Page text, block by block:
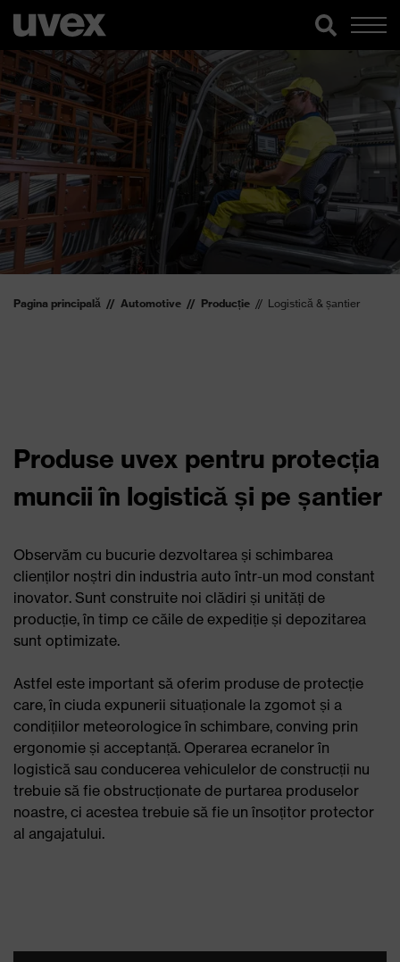
Pagina principală Automotive Producție Logistică & șantier
Produse uvex pentru protecția
muncii în logistică și pe șantier
Observăm cu bucurie dezvoltarea și schimbarea
clienților noștri din industria auto într-un mod constant
inovator. Sunt construite noi clădiri și unități de
producție, în timp ce căile de expediție și depozitarea
sunt optimizate.
Astfel este important să oferim produse de protecție
care, în ciuda expunerii situaționale la zgomot și a
condițiilor meteorologice în schimbare, conving prin
ergonomie și acceptanță. Operarea ecranelor în
logistică sau conducerea vehiculelor de construcții nu
trebuie să fie obstrucționate de purtarea produselor
noastre, ci acestea trebuie să fie un însoțitor protector
al angajatului.